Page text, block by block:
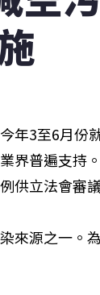
年3至6月份
界普遍支持
供立法會審
來源之一。